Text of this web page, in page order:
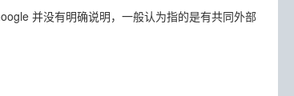
并没有明确说明，一般认为指的是有共同外部